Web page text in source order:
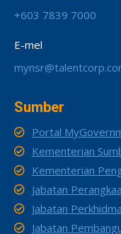
+603 7839 7000
E-mel
Sumber
Portal
Kementerian
Kementerian
Jabatan
Jabatan
Jabatan